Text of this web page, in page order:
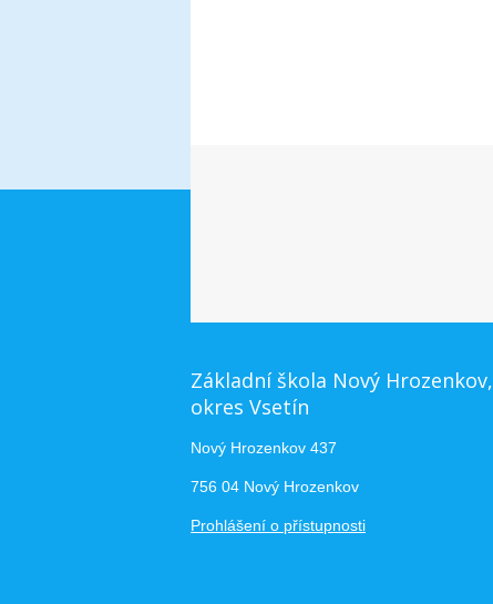
Základní škola Nový Hrozenkov,
okres Vsetín
Nový Hrozenkov 437
756 04 Nový Hrozenkov
Prohlášení o přístupnosti